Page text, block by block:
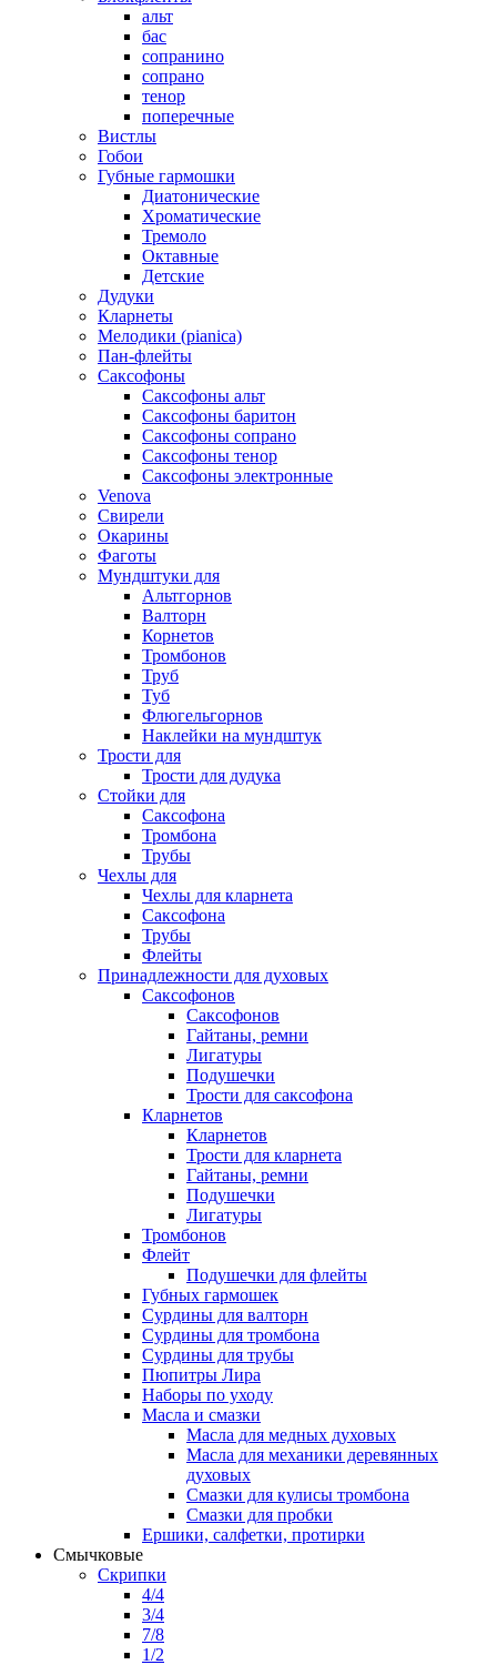
альт
бас
сопранино
сопрано
тенор
поперечные
Вистлы
Гобои
Губные гармошки
Диатонические
Хроматические
Тремоло
Октавные
Детские
Дудуки
Кларнеты
Мелодики (pianica)
Пан-флейты
Саксофоны
Саксофоны альт
Саксофоны баритон
Саксофоны сопрано
Саксофоны тенор
Саксофоны электронные
Venova
Свирели
Окарины
Фаготы
Мундштуки для
Альтгорнов
Валторн
Корнетов
Тромбонов
Труб
Туб
Флюгельгорнов
Наклейки на мундштук
Трости для
Трости для дудука
Стойки для
Саксофона
Тромбона
Трубы
Чехлы для
Чехлы для кларнета
Саксофона
Трубы
Флейты
Принадлежности для духовых
Саксофонов
Саксофонов
Гайтаны, ремни
Лигатуры
Подушечки
Трости для саксофона
Кларнетов
Кларнетов
Трости для кларнета
Гайтаны, ремни
Подушечки
Лигатуры
Тромбонов
Флейт
Подушечки для флейты
Губных гармошек
Сурдины для валторн
Сурдины для тромбона
Сурдины для трубы
Пюпитры Лира
Наборы по уходу
Масла и смазки
Масла для медных духовых
Масла для механики деревянных
духовых
Смазки для кулисы тромбона
Смазки для пробки
Ершики, салфетки, протирки
Смычковые
Скрипки
4/4
3/4
7/8
1/2